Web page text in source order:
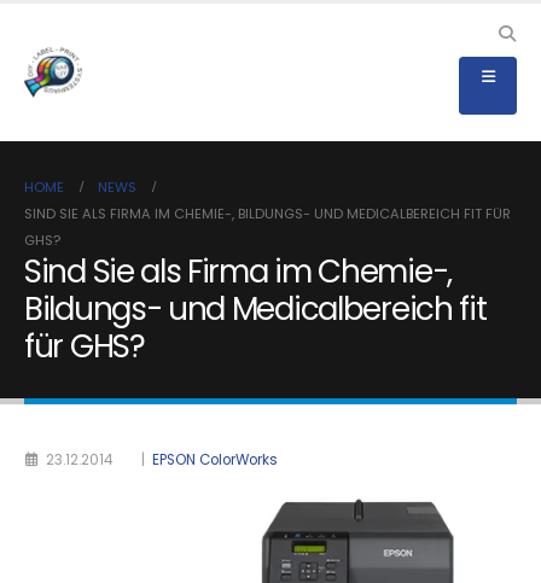
HOME
NEWS
SIND SIE ALS FIRMA IM CHEMIE-, BILDUNGS- UND MEDICALBEREICH FIT FÜR
GHS?
Sind Sie als Firma im Chemie-,
Bildungs- und Medicalbereich fit
für GHS?
23.12.2014 EPSON ColorWorks